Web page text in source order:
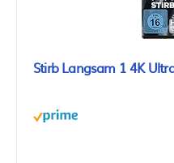
Stirb Langsam 1 4K